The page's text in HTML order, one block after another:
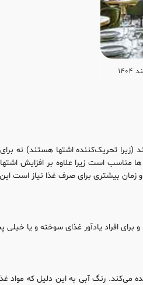
تحریک‌کننده اشتها هستند) نه برای
است زیرا علاوه بر افزایش
و زمان بیشتری برای صرف غذا نیاز است
افراد یادآور غذای سوخته و یا
می‌کند. رنگ آبی به این دلیل که